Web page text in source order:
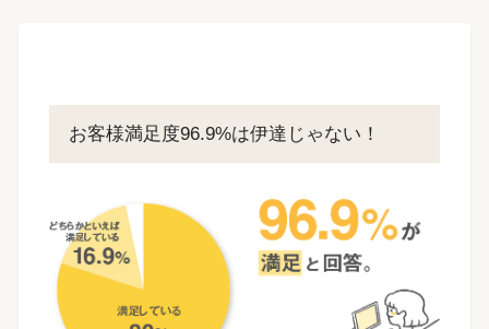
お客様満足度96.9%は伊達じゃない！